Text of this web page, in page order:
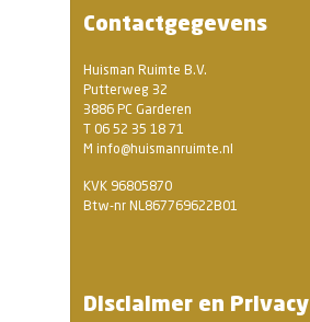
Contactgegevens
Huisman Ruimte B.V.
Putterweg 32
3886 PC Garderen
T 06 52 35 18 71
M info@huismanruimte.nl
KVK 96805870
Btw-nr NL867769622B01
Disclaimer en Privacy